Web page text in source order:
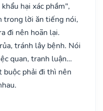
hại xác phầm",
trong lời ăn tiếng nói,
đi nên hoãn lại.
tránh lây bệnh. Nói
quan, tranh luận…
buộc phải đi thì nên